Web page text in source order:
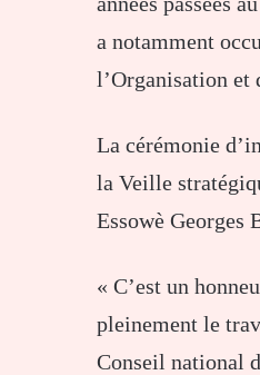
a notamment
l’Organisation et
La cérémonie
la Veille
Essowè Georges
« C’est un
pleinement le
Conseil national